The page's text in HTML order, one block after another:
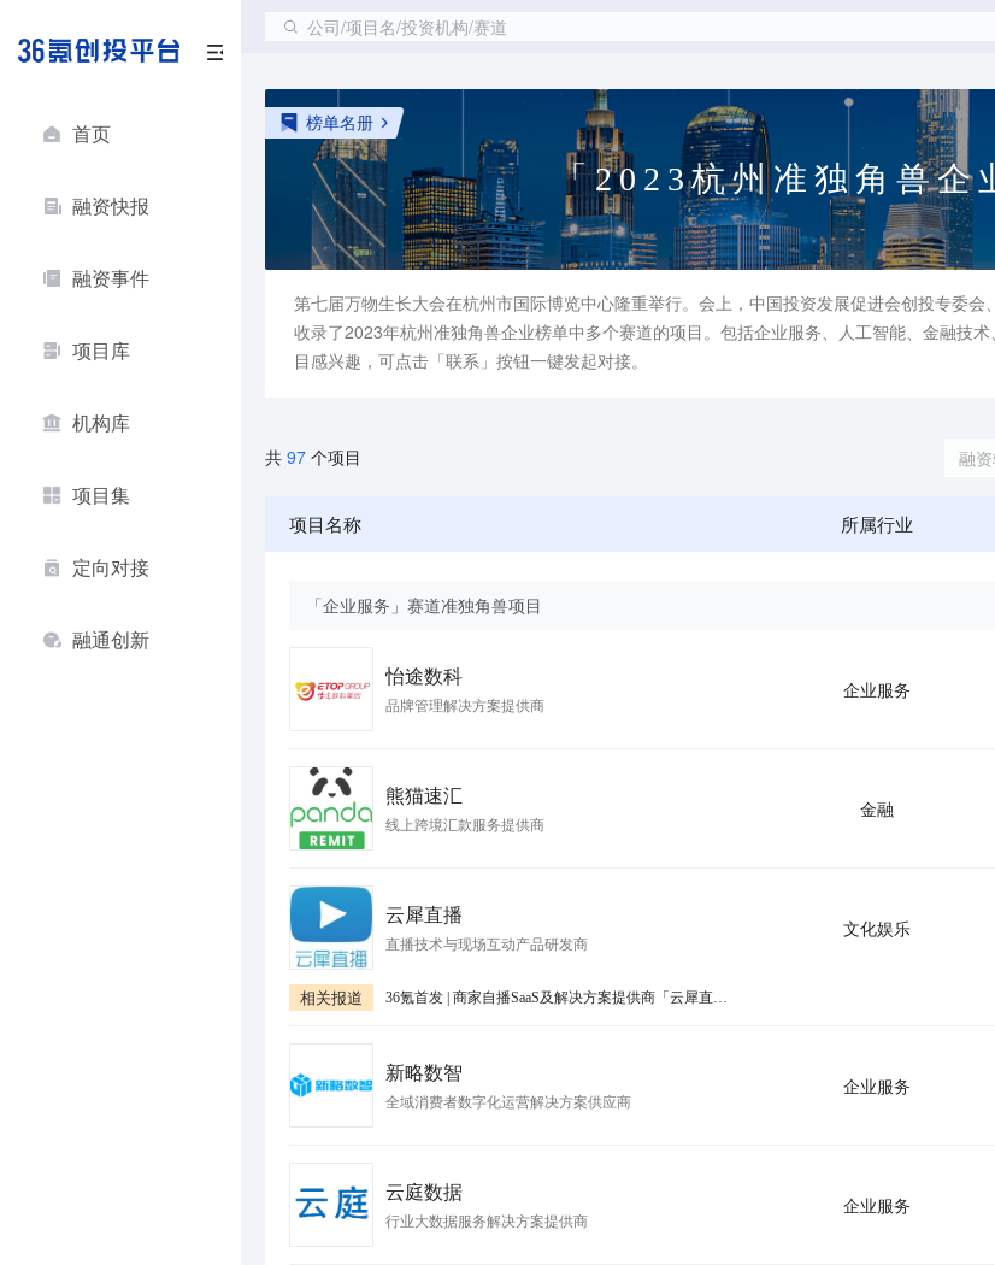
首页
融资快报
融资事件
项目库
机构库
项目集
定向对接
融通创新
公司/项目名/投资机构/赛道
榜单名册
「2023杭州准独角兽
第七届万物生长大会在杭州市国际博览中心隆重举行。会上，中国投资发展促进会创投专委
收录了2023年杭州准独角兽企业榜单中多个赛道的项目。包括企业服务、人工智能、金融技
目感兴趣，可点击「联系」按钮一键发起对接。
共 97 个项目 融
项目名称 所属行业
「企业服务」赛道准独角兽项目
怡途数科
品牌管理解决方案提供商
企业服务
熊猫速汇
线上跨境汇款服务提供商
金融
云犀直播
直播技术与现场互动产品研发商
相关报道 36氪首发 | 商家自播SaaS及解决方案提供商「云犀直播」获得数千万元A轮融资，已服务全球十几万家客户
文化娱乐
新略数智
全域消费者数字化运营解决方案供应商
企业服务
云庭数据
行业大数据服务解决方案提供商
企业服务